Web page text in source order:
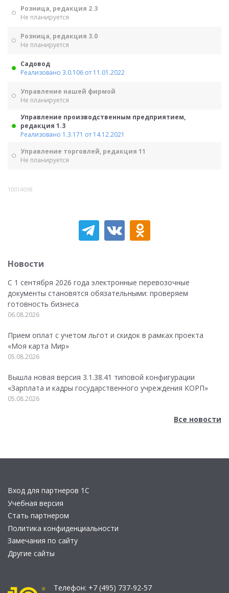
Розница, редакция 2.3
Не планируется
Розница, редакция 3.0
Не планируется
Садовод
Реализовано 3.0.106 от 11.01.2022
Управление нашей фирмой
Не планируется
Управление производственным предприятием,
редакция 1.3
Реализовано 1.3.171 от 14.12.2021
Управление торговлей, редакция 11
Не планируется
10014098
Новости
С 1 сентября 2026 года электронные перевозочные
документы становятся обязательными: проверяем
готовность бизнеса
06.08.2026
Прием оплат с учетом льгот и скидок в рамках проекта
«Моя карта Мир»
05.08.2026
Вышла новая версия 3.1.38.41 типовой конфигурации
«Зарплата и кадры государственного учреждения КОРП»
05.08.2026
Все новости
Вход для партнеров 1С
Учебная версия
Стать партнером
Политика конфиденциальности
Замечания по сайту
Другие сайты
Телефон: +7 (495) 737-92-57